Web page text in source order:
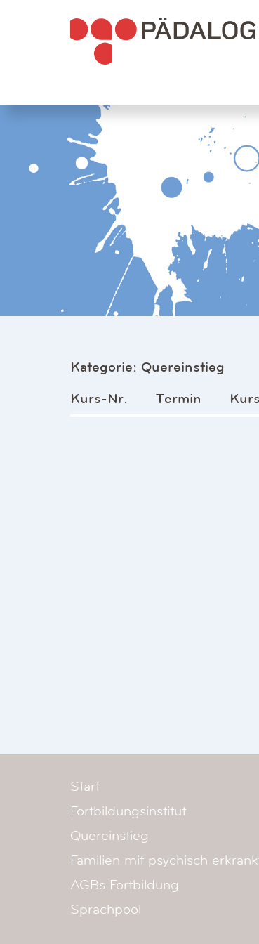
Kategorie: Quereinstieg
Kurs-Nr.
Termin
Start
Fortbildungsinstitut
Quereinstieg
Familien mit psychisch
AGBs Fortbildung
Sprachpool